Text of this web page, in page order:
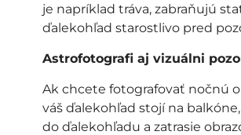
je napríklad tráva, zabraňujú
ďalekohľad starostlivo pred
Astrofotografi aj vizuálni
Ak chcete fotografovať nočnú
váš ďalekohľad stojí na
do ďalekohľadu a zatrasie